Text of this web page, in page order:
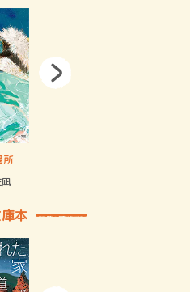
所
本